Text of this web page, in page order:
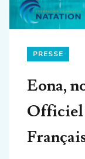
PRESSE
Eona,
Officiel